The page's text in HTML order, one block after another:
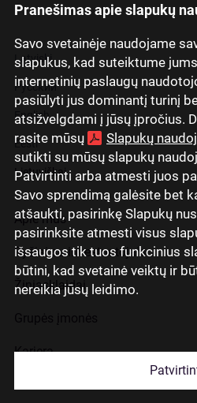
Pranešimas apie slapukų
Savo svetainėje naudojame
slapukus, kad suteiktume
internetinių paslaugų
pasiūlyti jus dominantį turinį
atsižvelgdami į jūsų įpročius.
rasite mūsų
Slapukų
sutikti su mūsų slapukų
Patvirtinti arba atmesti juos
Savo sprendimą galėsite bet
atšaukti, pasirinkę Slapukų
pasirinksite atmesti visus
išsaugos tik tuos funkcinius
būtini, kad svetainė veiktų ir
nereikia jūsų leidimo.
Latviski
Русский
English
Eesti
Lietuviškai
Apie mus
Ryšiai su investuotojais
Žiniasklaidai
Karjera